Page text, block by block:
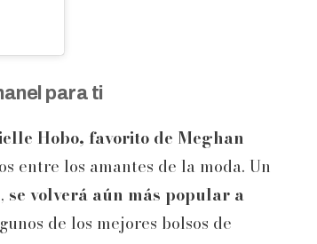
para ti
Hobo, favorito de Meghan
entre los amantes de la moda. Un
se volverá aún más popular a
de los mejores bolsos de